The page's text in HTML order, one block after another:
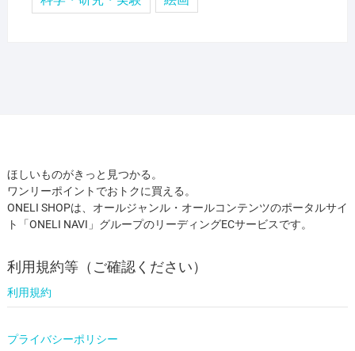
ほしいものがきっと見つかる。
ワンリーポイントでおトクに買える。
ONELI SHOPは、オールジャンル・オールコンテンツのポータルサイ
ト「ONELI NAVI」グループのリーディングECサービスです。
利用規約等（ご確認ください）
利用規約
プライバシーポリシー